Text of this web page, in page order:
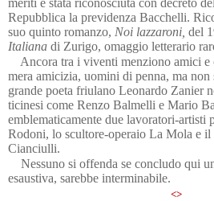
Repubblica la previdenza Bacchelli.
suo quinto romanzo, Noi lazzaroni, del
Italiana di Zurigo, omaggio letterario
Ancora tra i viventi menziono amici e
mera amicizia, uomini di penna, ma
grande poeta friulano Leonardo Zanier
ticinesi come Renzo Balmelli e Mario
emblematicamente due lavoratori-artisti
Rodoni, lo scultore-operaio La Mola e
Cianciulli.
Nessuno si offenda se concludo qui
esaustiva, sarebbe interminabile.
<>